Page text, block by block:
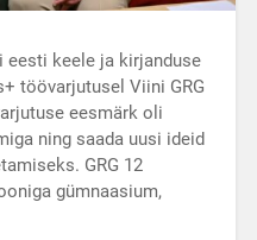
eesti keele ja kirjanduse
töövarjutusel Viini GRG
eesmärk oli
ning saada uusi ideid
GRG 12
gümnaasium,